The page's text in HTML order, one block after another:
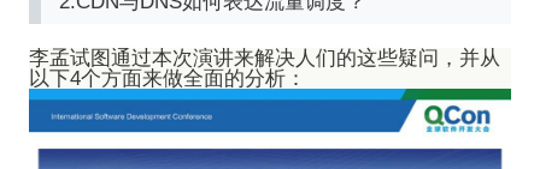
李孟试图通过本次演讲来解决人们的这些疑问，并从
以下4个方面来做全面的分析：